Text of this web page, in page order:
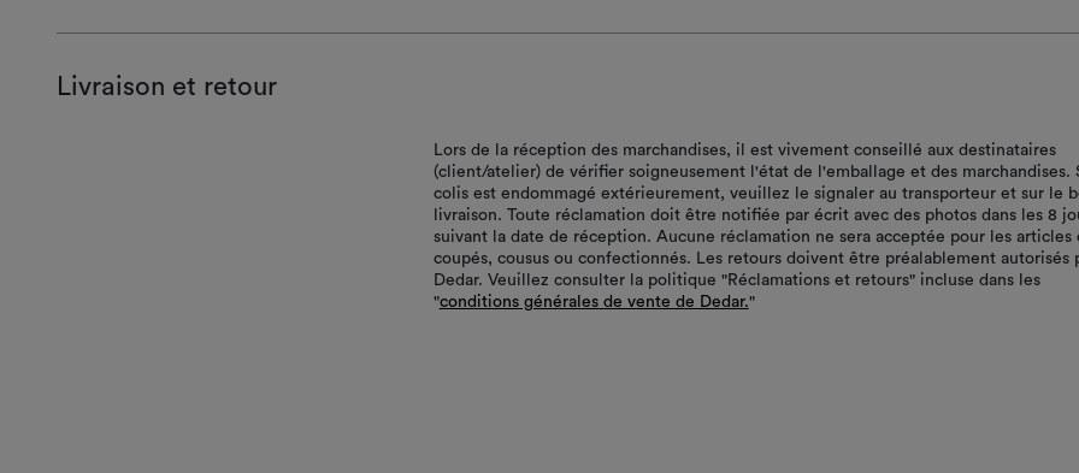
Livraison et retour
Lors de la réception des marchandises, il est vivement conseillé aux destinataires
(client/atelier) de vérifier soigneusement l'état de l'emballage et des marchandises.
colis est endommagé extérieurement, veuillez le signaler au transporteur et sur le
livraison. Toute réclamation doit être notifiée par écrit avec des photos dans les 8
suivant la date de réception. Aucune réclamation ne sera acceptée pour les articles
coupés, cousus ou confectionnés. Les retours doivent être préalablement autorisés
Dedar. Veuillez consulter la politique "Réclamations et retours" incluse dans les
"conditions générales de vente de Dedar."